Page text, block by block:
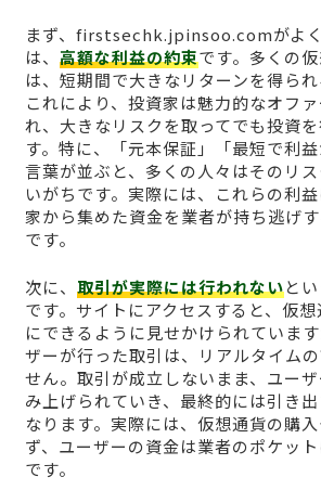
まず、firstsechk.jpinsoo.comがよ
は、 高額な利益の約束です。多くの
は、短期間で大きなリターンを得られ
これにより、投資家は魅力的なオフ
れ、大きなリスクを取ってでも投資
す。特に、「元本保証」「最短で利
言葉が並ぶと、多くの人々はそのリ
いがちです。実際には、これらの利
家から集めた資金を業者が持ち逃げ
です。
次に、 取引が実際には行われないと
です。サイトにアクセスすると、仮
にできるように見せかけられていま
ザーが行った取引は、リアルタイム
せん。取引が成立しないまま、ユー
み上げられていき、最終的には引き
なります。実際には、仮想通貨の購
ず、ユーザーの資金は業者のポケッ
です。